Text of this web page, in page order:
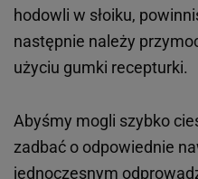
hodowli w słoiku,
następnie należy
użyciu gumki recepturki.
Abyśmy mogli szybko
zadbać o odpowiednie
jednoczesnym